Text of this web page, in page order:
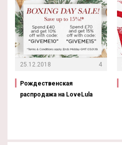
25.12.2018 4
Рождественская
распродажа на LoveLula